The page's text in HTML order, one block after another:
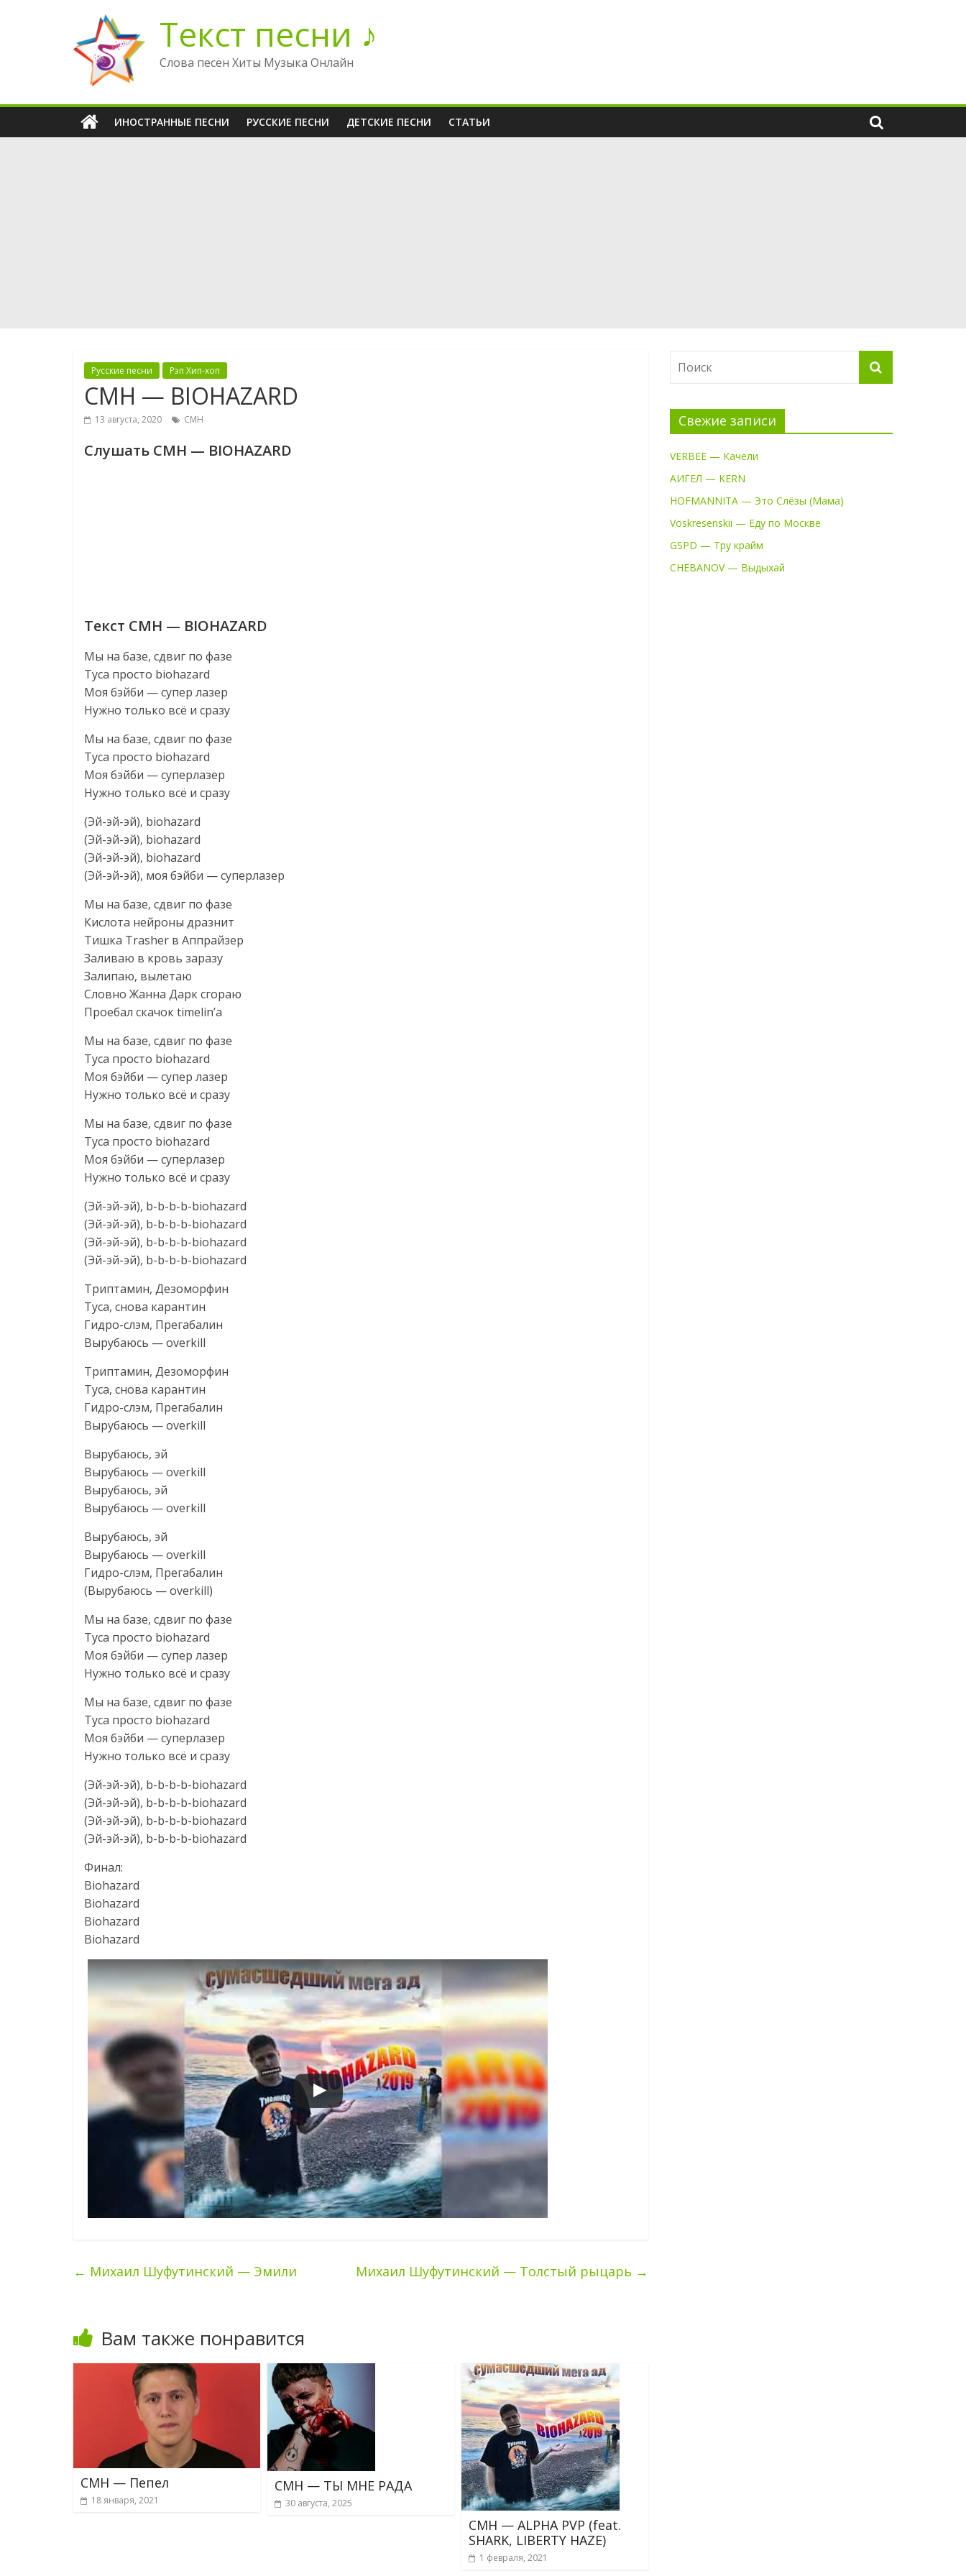
содержимому
Текст песни ♪
Слова песен Хиты Музыка Онлайн
ИНОСТРАННЫЕ ПЕСНИ РУССКИЕ ПЕСНИ ДЕТСКИЕ ПЕСНИ СТАТЬИ
Русские песни Рэп Хип-хоп
CMH — BIOHAZARD
13 августа, 2020 CMH
Слушать CMH — BIOHAZARD
Текст CMH — BIOHAZARD
Мы на базе, сдвиг по фазе
Туса просто biohazard
Моя бэйби — супер лазер
Нужно только всё и сразу
Мы на базе‚ сдвиг по фазе
Туса просто biohazard
Моя бэйби — суперлазер
Нужно только всё и сразу
(Эй-эй-эй)‚ biohazard
(Эй-эй-эй)‚ biohazard
(Эй-эй-эй), biohazard
(Эй-эй-эй), моя бэйби — суперлазер
Мы на базе‚ сдвиг по фазе
Кислота нейроны дразнит
Тишка Trasher в Аппрайзер
Заливаю в кровь заразу
Залипаю, вылетаю
Словно Жанна Дарк сгораю
Проебал скачок timelin’а
Мы на базе, сдвиг по фазе
Туса просто biohazard
Моя бэйби — супер лазер
Нужно только всё и сразу
Мы на базе‚ сдвиг по фазе
Туса просто biohazard
Моя бэйби — суперлазер
Нужно только всё и сразу
(Эй-эй-эй), b-b-b-b-biohazard
(Эй-эй-эй), b-b-b-b-biohazard
(Эй-эй-эй), b-b-b-b-biohazard
(Эй-эй-эй), b-b-b-b-biohazard
Триптамин, Дезоморфин
Туса, снова карантин
Гидро-слэм, Прегабалин
Вырубаюсь — overkill
Триптамин, Дезоморфин
Туса, снова карантин
Гидро-слэм, Прегабалин
Вырубаюсь — overkill
Вырубаюсь, эй
Вырубаюсь — overkill
Вырубаюсь, эй
Вырубаюсь — overkill
Вырубаюсь, эй
Вырубаюсь — overkill
Гидро-слэм, Прегабалин
(Вырубаюсь — overkill)
Мы на базе, сдвиг по фазе
Туса просто biohazard
Моя бэйби — супер лазер
Нужно только всё и сразу
Мы на базе, сдвиг по фазе
Туса просто biohazard
Моя бэйби — суперлазер
Нужно только всё и сразу
(Эй-эй-эй), b-b-b-b-biohazard
(Эй-эй-эй), b-b-b-b-biohazard
(Эй-эй-эй), b-b-b-b-biohazard
(Эй-эй-эй), b-b-b-b-biohazard
Финал:
Biohazard
Biohazard
Biohazard
Biohazard
← Михаил Шуфутинский — Эмили Михаил Шуфутинский — Толстый рыцарь →
Вам также понравится
CMH — Пепел
18 января, 2021
CMH — ТЫ МНЕ РАДА
30 августа, 2025
CMH — ALPHA PVP (feat.
SHARK, LIBERTY HAZE)
1 февраля, 2021
Свежие записи
VERBEE — Качели
АИГЕЛ — KERN
HOFMANNITA — Это Слёзы (Мама)
Voskresenskii — Еду по Москве
GSPD — Тру крайм
CHEBANOV — Выдыхай